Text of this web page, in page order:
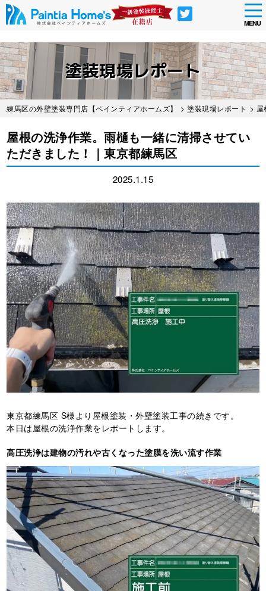
Skip
to
main
content
MENU
塗装現場レポート
練馬区の外壁塗装専門店【ペインティアホームズ】 >塗装現場レポート >
屋根の洗浄作業。雨樋も一緒に清掃させてい
ただきました！｜東京都練馬区
2025.1.15
東京都練馬区 S様より屋根塗装・外壁塗装工事の続きです。
本日は屋根の洗浄作業をレポートします。
高圧洗浄は建物の汚れや古くなった塗膜を洗い流す作業